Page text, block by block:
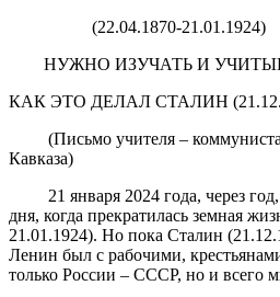
(22.04.1870-21.01.1924)
НУЖНО ИЗУЧАТЬ И
КАК ЭТО ДЕЛАЛ СТАЛИН
(Письмо учителя – коммуниста
Кавказа)
21 января 2024 года, через год,
дня, когда прекратилась земная
21.01.1924). Но пока Сталин
Ленин был с рабочими,
только России – СССР, но и всего